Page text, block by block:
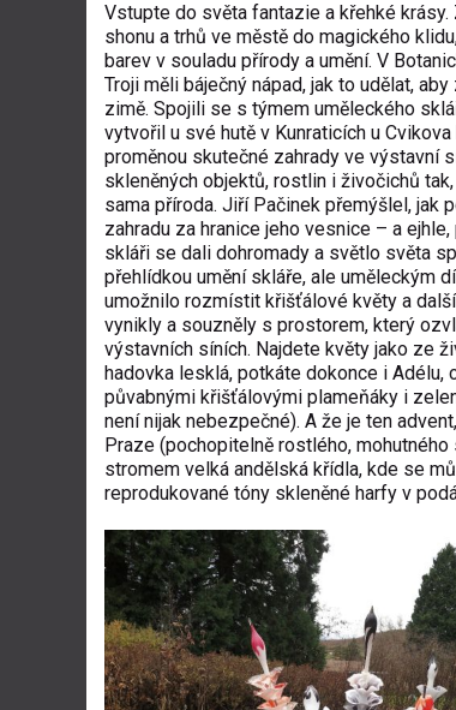
Vstupte do světa fantazie a křehké krásy.
shonu a trhů ve městě do magického
barev v souladu přírody a umění. V
Troji měli báječný nápad, jak to udělat,
zimě. Spojili se s týmem uměleckého
vytvořil u své hutě v Kunraticích u
proměnou skutečné zahrady ve výstavní
skleněných objektů, rostlin i živočichů
sama příroda. Jiří Pačinek přemýšlel, jak
zahradu za hranice jeho vesnice – a
skláři se dali dohromady a světlo světa
přehlídkou umění skláře, ale uměleckým
umožnilo rozmístit křišťálové květy a
vynikly a souzněly s prostorem, který
výstavních síních. Najdete květy jako ze
hadovka lesklá, potkáte dokonce i
půvabnými křišťálovými plameňáky i
není nijak nebezpečné). A že je ten
Praze (pochopitelně rostlého,
stromem velká andělská křídla, kde se
reprodukované tóny skleněné harfy v